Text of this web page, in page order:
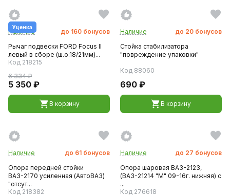
Уценка
Наличие до 160 бонусов
Рычаг подвески FORD Focus II
левый в сборе (ш.о.18/21мм)...
Код 218215
6 334 ₽
5 350 ₽
В корзину
Наличие до 20 бонусов
Стойка стабилизатора
"повреждение упаковки"
Код 88060
690 ₽
В корзину
Наличие до 61 бонусов
Опора передней стойки
ВАЗ-2170 усиленная (АвтоВАЗ)
"отсут...
Код 218382
Наличие до 27 бонусов
Опора шаровая ВАЗ-2123,
(ВАЗ-21214 "М" 09-16г. нижняя) с
...
Код 276618